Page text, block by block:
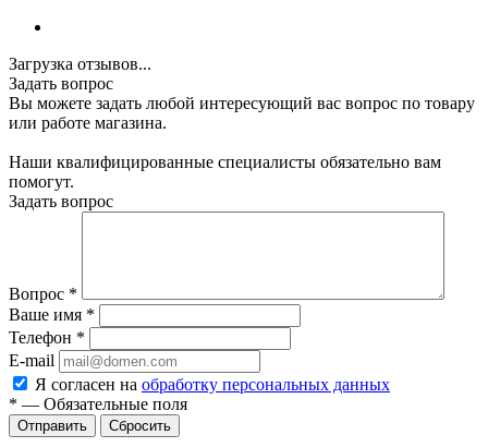
Загрузка отзывов...
Задать вопрос
Вы можете задать любой интересующий вас вопрос по товару
или работе магазина.
Наши квалифицированные специалисты обязательно вам
помогут.
Задать вопрос
Вопрос *
Ваше имя *
Телефон *
E-mail
Я согласен на обработку персональных данных
* — Обязательные поля
Сбросить